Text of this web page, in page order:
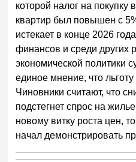
которой налог на
квартир был повышен с
истекает в конце 2026
финансов и среди других
экономической политики
единое мнение, что льготу
Чиновники считают, что
подстегнет спрос на
новому витку роста цен,
начал демонстрировать